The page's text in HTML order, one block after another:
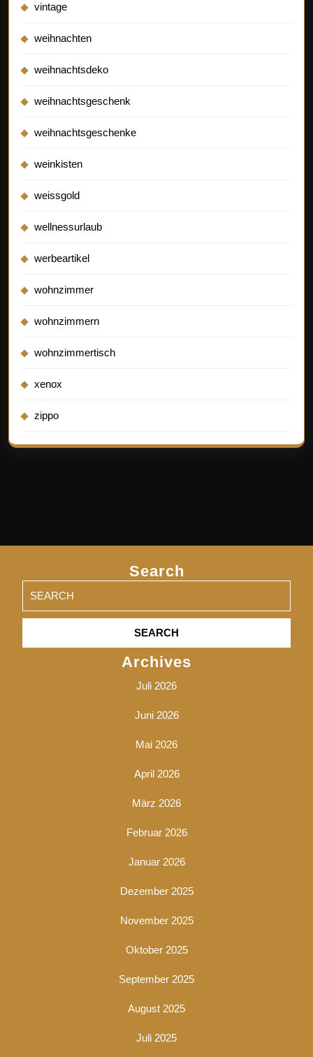
vintage
weihnachten
weihnachtsdeko
weihnachtsgeschenk
weihnachtsgeschenke
weinkisten
weissgold
wellnessurlaub
werbeartikel
wohnzimmer
wohnzimmern
wohnzimmertisch
xenox
zippo
Search
for:
Archives
Juli 2026
Juni 2026
Mai 2026
April 2026
März 2026
Februar 2026
Januar 2026
Dezember 2025
November 2025
Oktober 2025
September 2025
August 2025
Juli 2025